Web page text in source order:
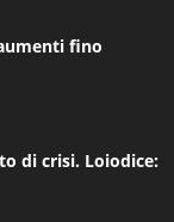
fino
di crisi. Loiodice: